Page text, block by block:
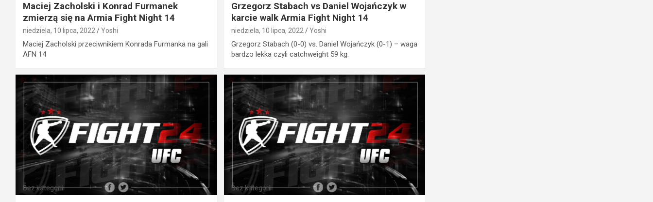
Maciej Zacholski i Konrad Furmanek
zmierzą się na Armia Fight Night 14
niedziela, 10 lipca, 2022 Yoshi
Maciej Zacholski przeciwnikiem Konrada Furmanka na gali
AFN 14
Grzegorz Stabach vs Daniel Wojańczyk w
karcie walk Armia Fight Night 14
niedziela, 10 lipca, 2022 Yoshi
Grzegorz Stabach (0-0) vs. Daniel Wojańczyk (0-1) – waga
bardzo lekka czyli catchweight 59 kg.
Bez kategorii Bez kategorii